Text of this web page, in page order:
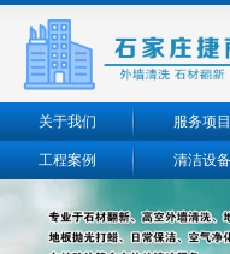
关于我们 服务项目
工程案例 清洁设备